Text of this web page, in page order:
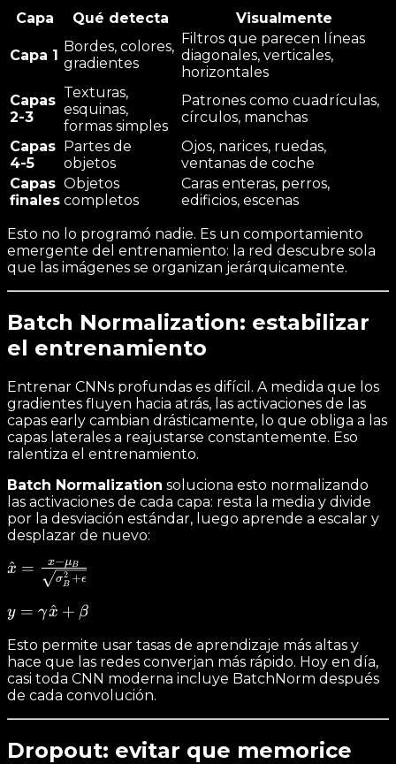
Capa
Qué detecta Visualmente
Capa 1
Bordes, colores,
gradientes
Filtros que parecen líneas
diagonales, verticales,
horizontales
Capas
2-3
Texturas,
esquinas,
formas simples
Patrones como cuadrículas,
círculos, manchas
Capas
4-5
Partes de
objetos
Ojos, narices, ruedas,
ventanas de coche
Capas
finales
Objetos
completos
Caras enteras, perros,
edificios, escenas
Esto no lo programó nadie. Es un comportamiento
emergente del entrenamiento: la red descubre sola
que las imágenes se organizan jerárquicamente.
Batch Normalization: estabilizar
el entrenamiento
Entrenar CNNs profundas es difícil. A medida que los
gradientes fluyen hacia atrás, las activaciones de las
capas early cambian drásticamente, lo que obliga a las
capas laterales a reajustarse constantemente. Eso
ralentiza el entrenamiento.
Batch Normalization soluciona esto normalizando
las activaciones de cada capa: resta la media y divide
por la desviación estándar, luego aprende a escalar y
desplazar de nuevo:
\hat{x} = \frac{x
- \mu_B}
{\sqrt{\sigma^2_B
x
^ =
σB
2 +ϵ
x−μB
y =
\hat{x}
+ \beta
y = γx
^ + β
Esto permite usar tasas de aprendizaje más altas y
hace que las redes converjan más rápido. Hoy en día,
casi toda CNN moderna incluye BatchNorm después
de cada convolución.
Dropout: evitar que memorice